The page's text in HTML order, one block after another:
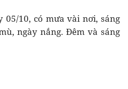
05/10, có mưa vài nơi, sáng
ngày nắng. Đêm và sáng